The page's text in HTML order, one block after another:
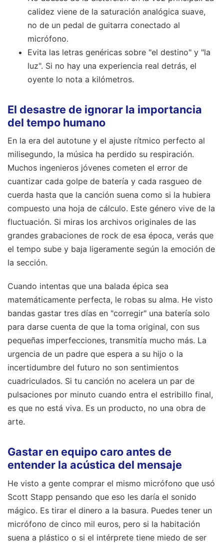
calidez viene de la saturación analógica suave,
no de un pedal de guitarra conectado al
micrófono.
Evita las letras genéricas sobre "el destino" y "la
luz". Si no hay una experiencia real detrás, el
oyente lo nota a kilómetros.
El desastre de ignorar la importancia
del tempo humano
En la era del autotune y el ajuste rítmico perfecto al
milisegundo, la música ha perdido su respiración.
Muchos ingenieros jóvenes cometen el error de
cuantizar cada golpe de batería y cada rasgueo de
cuerda hasta que la canción suena como si la hubiera
compuesto una hoja de cálculo. Este género vive de la
fluctuación. Si miras los archivos originales de las
grandes grabaciones de rock de esa época, verás que
el tempo sube y baja ligeramente según la emoción de
la sección.
Cuando intentas que una balada épica sea
matemáticamente perfecta, le robas su alma. He visto
bandas gastar tres días en "corregir" una batería solo
para darse cuenta de que la toma original, con sus
pequeñas imperfecciones, transmitía mucho más. La
urgencia de un padre que espera a su hijo o la
incertidumbre del futuro no son sentimientos
cuadriculados. Si tu canción no acelera un par de
pulsaciones por minuto cuando entra el estribillo final,
es que no está viva. Es un producto, no una obra de
arte.
Gastar en equipo caro antes de
entender la acústica del mensaje
He visto a gente comprar el mismo micrófono que usó
Scott Stapp pensando que eso les daría el sonido
mágico. Es tirar el dinero a la basura. Puedes tener un
micrófono de cinco mil euros, pero si la habitación
suena a plástico o si el intérprete tiene miedo de ser